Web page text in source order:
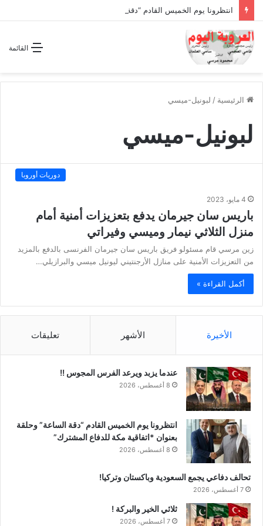
القائمة
الرئيسية / لبونيل-ميسي
لبونيل-ميسي
دوريات أوروبا
4 مايو، 2023
باريس سان جيرمان يدفع بتعزيزات أمنية أمام
منزل الثلاثي نيمار وميسي وفيراتي
زين مرسي قام مسئولو فريق باريس سان جيرمان الفرنسى بالدفع بالمزيد
من التعزيزات الأمنية على منازل الأرجنتيني ليونيل ميسي والبرازيلي…
أكمل القراءة »
الأخيرة الأشهر تعليقات
عندما يزبد ويرعد الفرس المجوس !!
8 أغسطس، 2026
انتظرونا يوم الخميس القادم “دقة الساعة” وحلقة
بعنوان *اتفاقية مكة للدفاع المشترك”
8 أغسطس، 2026
تحالف دفاعي يجمع السعودية وباكستان وتركيا!
7 أغسطس، 2026
ثلاثي الخير والبركة !
7 أغسطس، 2026